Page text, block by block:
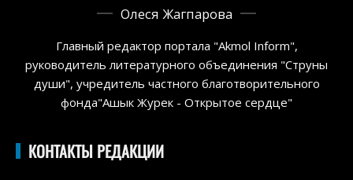
Олеся Жагпарова
Главный редактор портала "Akmol Inform",
руководитель литературного объединения "Струны
души", учредитель частного благотворительного
фонда"Ашык Журек - Открытое сердце"
КОНТАКТЫ РЕДАКЦИИ